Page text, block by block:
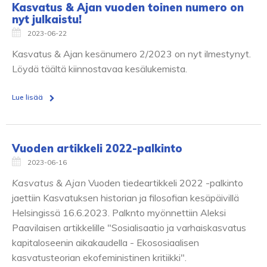
Kasvatus & Ajan vuoden toinen numero on
nyt julkaistu!
2023-06-22
Kasvatus & Ajan kesänumero 2/2023 on nyt ilmestynyt.
Löydä täältä kiinnostavaa kesälukemista.
Lue lisää
Vuoden artikkeli 2022-palkinto
2023-06-16
Kasvatus & Ajan Vuoden tiedeartikkeli 2022 -palkinto
jaettiin Kasvatuksen historian ja filosofian kesäpäivillä
Helsingissä 16.6.2023. Palknto myönnettiin Aleksi
Paavilaisen artikkelille "Sosialisaatio ja varhaiskasvatus
kapitaloseenin aikakaudella - Ekososiaalisen
kasvatusteorian ekofeministinen kritiikki".